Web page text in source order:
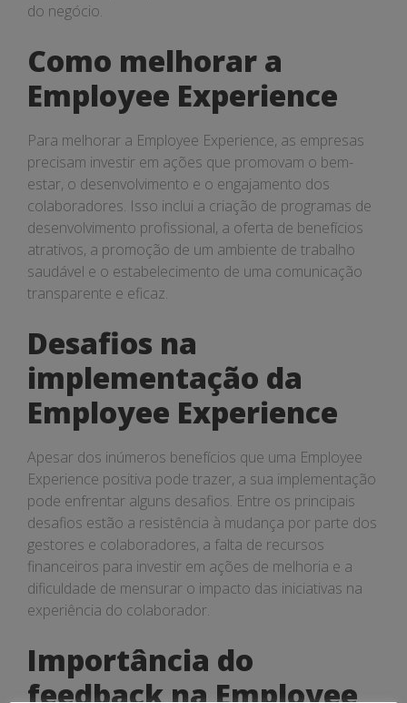
do negócio.
Como melhorar a
Employee Experience
Para melhorar a Employee Experience, as empresas
precisam investir em ações que promovam o bem-
estar, o desenvolvimento e o engajamento dos
colaboradores. Isso inclui a criação de programas de
desenvolvimento profissional, a oferta de benefícios
atrativos, a promoção de um ambiente de trabalho
saudável e o estabelecimento de uma comunicação
transparente e eficaz.
Desafios na
implementação da
Employee Experience
Apesar dos inúmeros benefícios que uma Employee
Experience positiva pode trazer, a sua implementação
pode enfrentar alguns desafios. Entre os principais
desafios estão a resistência à mudança por parte dos
gestores e colaboradores, a falta de recursos
financeiros para investir em ações de melhoria e a
dificuldade de mensurar o impacto das iniciativas na
experiência do colaborador.
Importância do
feedback na Employee